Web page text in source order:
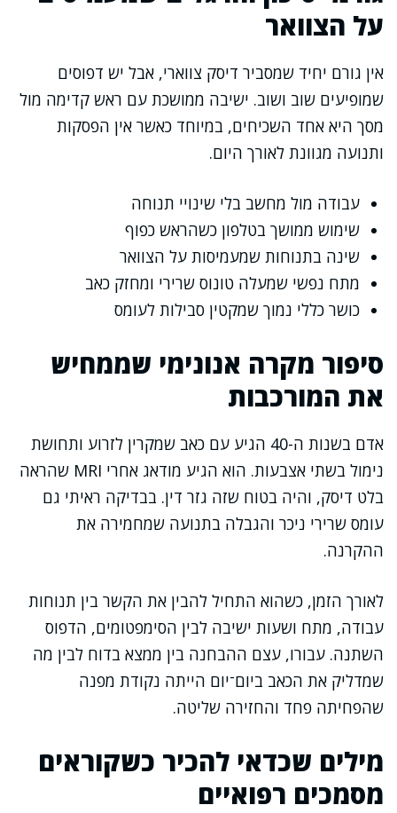
על הצוואר
אין גורם יחיד שמסביר דיסק צווארי, אבל יש דפוסים
שמופיעים שוב ושוב. ישיבה ממושכת עם ראש קדימה מול
מסך היא אחד השכיחים, במיוחד כאשר אין הפסקות
ותנועה מגוונת לאורך היום.
עבודה מול מחשב בלי שינויי תנוחה
שימוש ממושך בטלפון כשהראש כפוף
שינה בתנוחות שמעמיסות על הצוואר
מתח נפשי שמעלה טונוס שרירי ומחזק כאב
כושר כללי נמוך שמקטין סבילות לעומס
סיפור מקרה אנונימי שממחיש
את המורכבות
אדם בשנות ה-40 הגיע עם כאב שמקרין לזרוע ותחושת
נימול בשתי אצבעות. הוא הגיע מודאג אחרי MRI שהראה
בלט דיסק, והיה בטוח שזה גזר דין. בבדיקה ראיתי גם
עומס שרירי ניכר והגבלה בתנועה שמחמירה את
ההקרנה.
לאורך הזמן, כשהוא התחיל להבין את הקשר בין תנוחות
עבודה, מתח ושעות ישיבה לבין הסימפטומים, הדפוס
השתנה. עבורו, עצם ההבחנה בין ממצא בדוח לבין מה
שמדליק את הכאב ביום־יום הייתה נקודת מפנה
שהפחיתה פחד והחזירה שליטה.
מילים שכדאי להכיר כשקוראים
מסמכים רפואיים